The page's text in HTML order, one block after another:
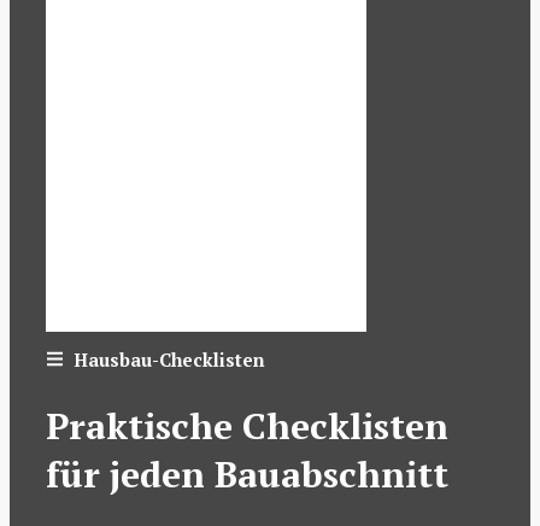
Hausbau-Checklisten
Praktische Checklisten
für jeden Bauabschnitt